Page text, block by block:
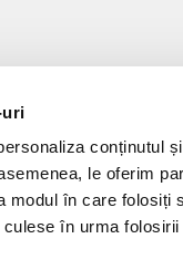
uri
conținutul
le oferim
modul în care folosiți
în urma
si Plata
de Returnare
de confidentialitate
Cookies
si conditii